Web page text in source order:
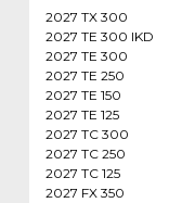
2027 TX 300
2027 TE 300 IKD
2027 TE 300
2027 TE 250
2027 TE 150
2027 TE 125
2027 TC 300
2027 TC 250
2027 TC 125
2027 FX 350